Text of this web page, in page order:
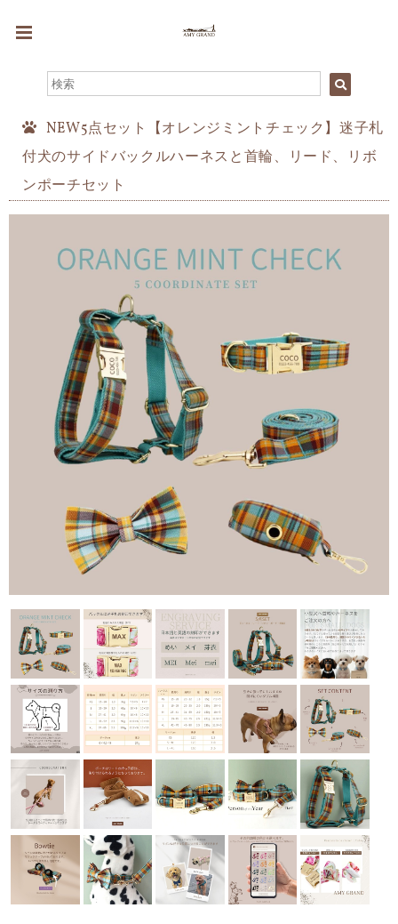
NEW5点セット【オレンジミントチェック】迷子札
付犬のサイドバックルハーネスと首輪、リード、リボ
ンポーチセット